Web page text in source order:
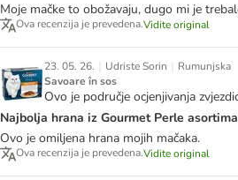
Moje mačke to obožavaju, dugo mi je
Ova recenzija je prevedena.Vidite original
23. 05. 26. | Udriste Sorin | Rumunjska
Savoare în sos
Ovo je područje ocjenjivanja
Najbolja hrana iz Gourmet Perle
Ovo je omiljena hrana mojih mačaka.
Ova recenzija je prevedena.Vidite original